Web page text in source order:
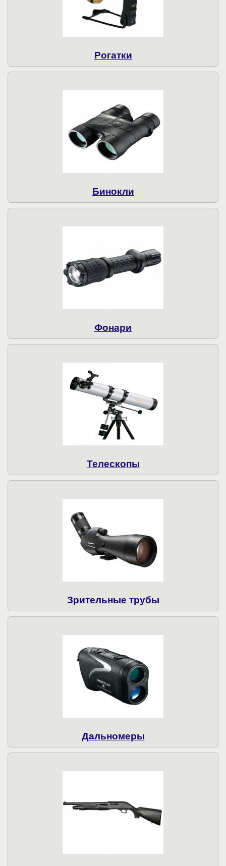
Рогатки
Бинокли
Фонари
Телескопы
Зрительные трубы
Дальномеры